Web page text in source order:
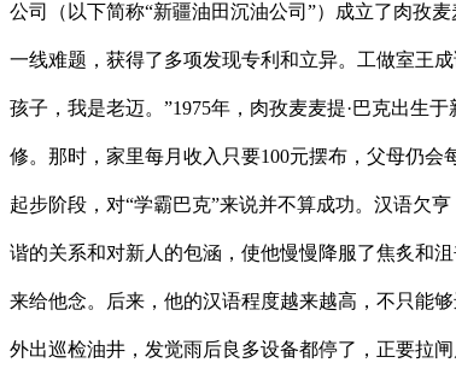
公司（以下简称“新疆油田沉油公司”）成立了肉孜
一线难题，获得了多项发现专利和立异。工做室王
孩子，我是老迈。”1975年，肉孜麦麦提·巴克出生
修。那时，家里每月收入只要100元摆布，父母仍
起步阶段，对“学霸巴克”来说并不算成功。汉语欠
谐的关系和对新人的包涵，使他慢慢降服了焦炙和
来给他念。后来，他的汉语程度越来越高，不只能
外出巡检油井，发觉雨后良多设备都停了，正要拉